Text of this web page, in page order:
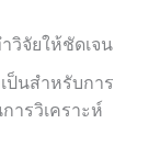
วิจัยให้ชัดเจน
ป็นสำหรับการ
ารวิเคราะห์